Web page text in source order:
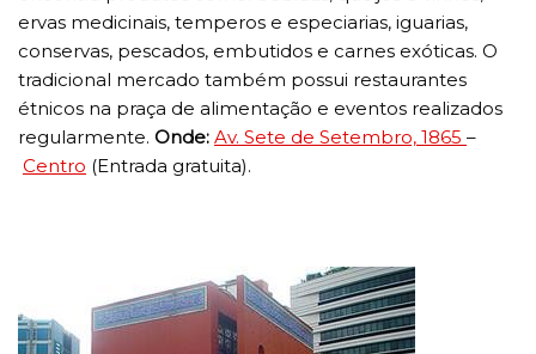
ervas medicinais, temperos e especiarias, iguarias,
conservas, pescados, embutidos e carnes exóticas. O
tradicional mercado também possui restaurantes
étnicos na praça de alimentação e eventos realizados
regularmente. Onde: Av. Sete de Setembro, 1865 –
Centro (Entrada gratuita).